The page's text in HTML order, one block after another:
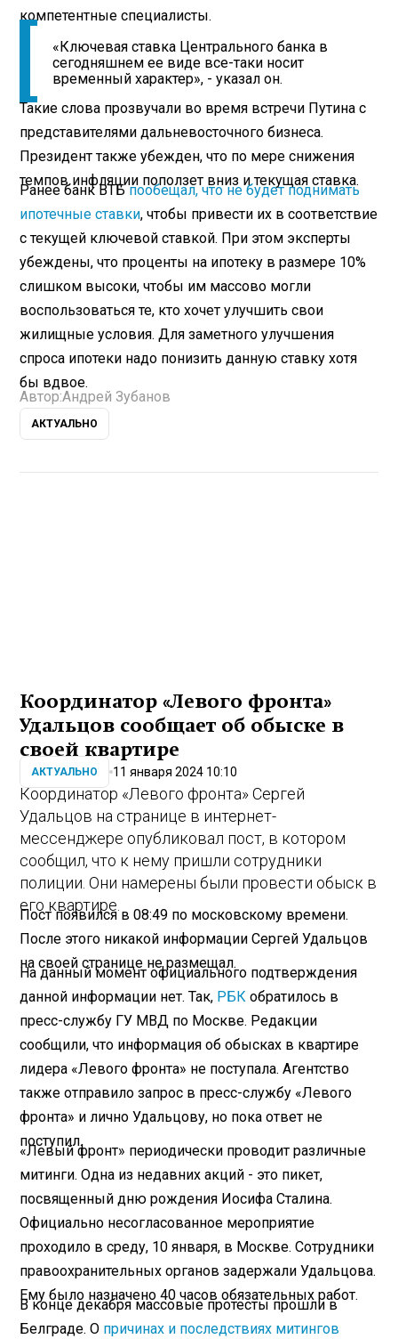
компетентные специалисты.
«Ключевая ставка Центрального банка в
сегодняшнем ее виде все-таки носит
временный характер», - указал он.
Такие слова прозвучали во время встречи Путина с
представителями дальневосточного бизнеса.
Президент также убежден, что по мере снижения
темпов инфляции поползет вниз и текущая ставка.
Ранее банк ВТБпообещал, что не будет поднимать
ипотечные ставки, чтобы привести их в соответствие
с текущей ключевой ставкой. При этом эксперты
убеждены, что проценты на ипотеку в размере 10%
слишком высоки, чтобы им массово могли
воспользоваться те, кто хочет улучшить свои
жилищные условия. Для заметного улучшения
спроса ипотеки надо понизить данную ставку хотя
бы вдвое.
Автор:Андрей Зубанов
АКТУАЛЬНО
Координатор «Левого фронта»
Удальцов сообщает об обыске в
своей квартире
АКТУАЛЬНО 11 января 2024 10:10
Координатор «Левого фронта» Сергей
Удальцов на странице в интернет-
мессенджере опубликовал пост, в котором
сообщил, что к нему пришли сотрудники
полиции. Они намерены были провести обыск в
его квартире.
Пост появился в 08:49 по московскому времени.
После этого никакой информации Сергей Удальцов
на своей странице не размещал.
На данный момент официального подтверждения
данной информации нет. Так, РБК обратилось в
пресс-службу ГУ МВД по Москве. Редакции
сообщили, что информация об обысках в квартире
лидера «Левого фронта» не поступала. Агентство
также отправило запрос в пресс-службу «Левого
фронта» и лично Удальцову, но пока ответ не
поступил.
«Левый фронт» периодически проводит различные
митинги. Одна из недавних акций - это пикет,
посвященный дню рождения Иосифа Сталина.
Официально несогласованное мероприятие
проходило в среду, 10 января, в Москве. Сотрудники
правоохранительных органов задержали Удальцова.
Ему было назначено 40 часов обязательных работ.
В конце декабря массовые протесты прошли в
Белграде. О причинах и последствиях митингов